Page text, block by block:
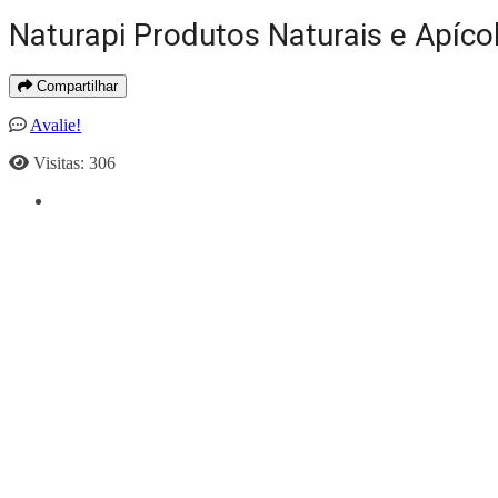
Naturapi Produtos Naturais e
Compartilhar
Avalie!
Visitas: 306